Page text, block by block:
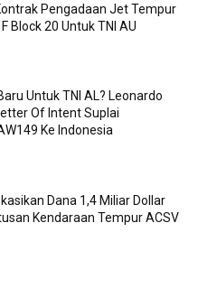
Pengadaan Jet Tempur
Block 20 Untuk TNI AU
Untuk TNI AL? Leonardo
Of Intent Suplai
Ke Indonesia
Dana 1,4 Miliar Dollar
Kendaraan Tempur ACSV